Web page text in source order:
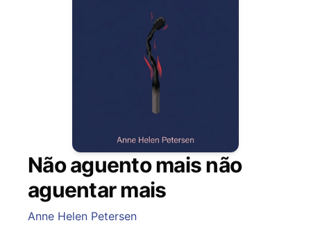
Não aguento mais não
aguentar mais
Anne Helen Petersen